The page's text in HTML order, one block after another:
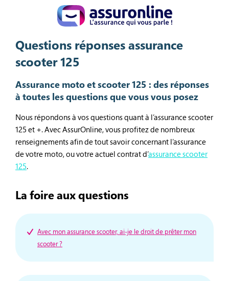
Questions réponses assurance
scooter 125
Assurance moto et scooter 125 : des réponses
à toutes les questions que vous vous posez
Nous répondons à vos questions quant à l’assurance scooter
125 et +. Avec AssurOnline, vous profitez de nombreux
renseignements afin de tout savoir concernant l’assurance
de votre moto, ou votre actuel contrat d’assurance scooter
125.
La foire aux questions
Avec mon assurance scooter, ai-je le droit de prêter mon
scooter ?